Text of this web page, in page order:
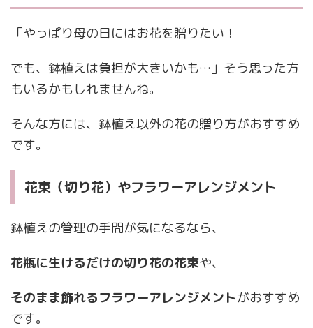
「やっぱり母の日にはお花を贈りたい！
でも、鉢植えは負担が大きいかも…」そう思った方
もいるかもしれませんね。
そんな方には、鉢植え以外の花の贈り方がおすすめ
です。
花束（切り花）やフラワーアレンジメント
鉢植えの管理の手間が気になるなら、
花瓶に生けるだけの切り花の花束や、
そのまま飾れるフラワーアレンジメントがおすすめ
です。